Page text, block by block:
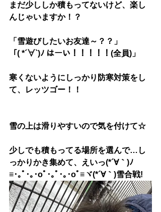
まだ少ししか積もってないけど、楽し
んじゃいますか！？
「雪遊びしたいお友達～？？」
「( *´∀`)ﾉ はーい ！！！！！(全員)」
寒くないようにしっかり防寒対策をし
て、レッツゴー！！
雪の上は滑りやすいので気を付けて☆
少しでも積もってる場所を選んで…し
っかりかき集めて、えいっ(*´∀｀)ﾉ
≡･｡ﾟ･｡･oﾟ･｡ﾟ･｡･oﾟ≡ヾ(*´∀｀)雪合戦!